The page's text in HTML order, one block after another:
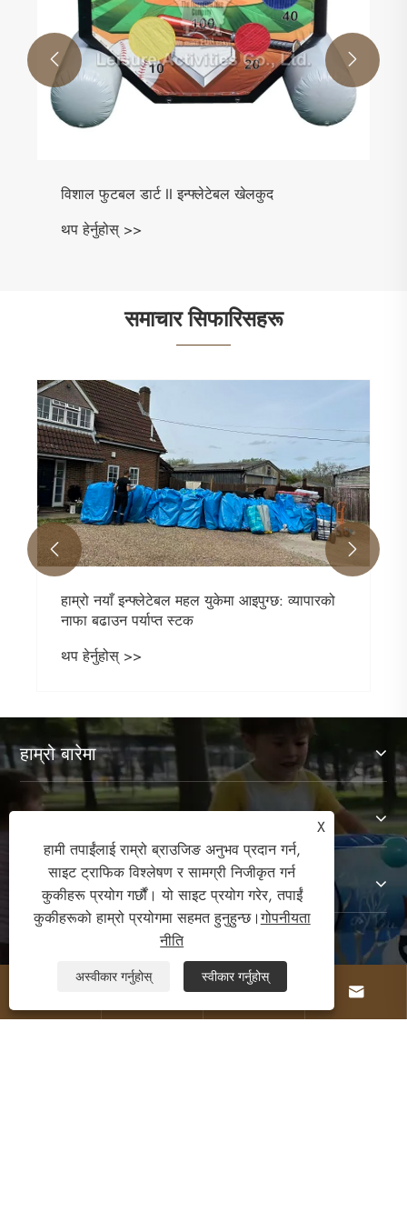
फुटबल डार्ट II इन्फ्लेटेबल खेलकुद
 
समाचार सिफारिसहरू
व्यापारको
के मिनी इन्फ्लेटेबल बाउन्सी महलहरू परम
रमाइलो हुन्?
थप हेर्नुहोस् >>
 
हाम्रो बारेमा
उत्पादनहरू
हामीलाई सम्पर्क गर्नुहोस
 
X
हामी तपाईंलाई राम्रो ब्राउजिङ अनुभव प्रदान गर्न,
साइट ट्राफिक विश्लेषण र सामग्री निजीकृत गर्न
कुकीहरू प्रयोग गर्छौं। यो साइट प्रयोग गरेर, तपाईं
कुकीहरूको हाम्रो प्रयोगमा सहमत हुनुहुन्छ।गोपनीयता
नीति
अस्वीकार गर्नुहोस् स्वीकार गर्नुहोस्